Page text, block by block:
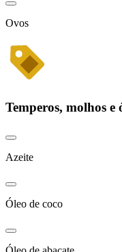
Ovos
Temperos, molhos e
Azeite
Óleo de coco